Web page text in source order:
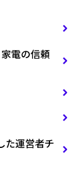
電の信頼
た運営者チ